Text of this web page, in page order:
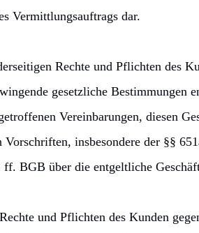
Vermittlungsauftrags dar.
Rechte und Pflichten des
gesetzliche Bestimmungen
Vereinbarungen, diesen
Vorschriften, insbesondere der §§
ff. BGB über die entgeltliche
und Pflichten des Kunden